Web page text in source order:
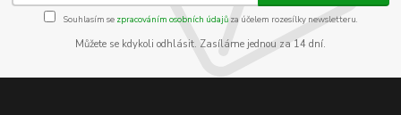
Souhlasím se zpracováním osobních údajůza účelem rozesílky newsletteru.
Můžete se kdykoli odhlásit. Zasíláme jednou za 14 dní.